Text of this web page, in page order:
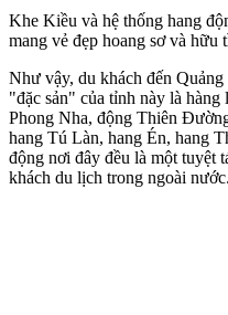
Khe Kiều và hệ thống hang
mang vẻ đẹp hoang sơ và
Như vậy, du khách đến
"đặc sản" của tỉnh này là
Phong Nha, động Thiên
hang Tú Làn, hang Én, hang
động nơi đây đều là một tuyệt
khách du lịch trong ngoài nước.